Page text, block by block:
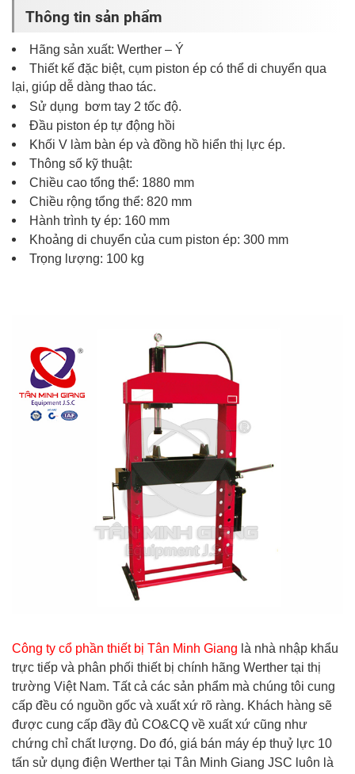
Thông tin sản phẩm
Hãng sản xuất: Werther – Ý
Thiết kế đặc biệt, cụm piston ép có thể di chuyển qua
lại, giúp dễ dàng thao tác.
Sử dụng bơm tay 2 tốc độ.
Đầu piston ép tự động hồi
Khối V làm bàn ép và đồng hồ hiển thị lực ép.
Thông số kỹ thuật:
Chiều cao tổng thể: 1880 mm
Chiều rộng tổng thể: 820 mm
Hành trình ty ép: 160 mm
Khoảng di chuyển của cum piston ép: 300 mm
Trọng lượng: 100 kg
Công ty cổ phần thiết bị Tân Minh Giang là nhà nhập khẩu
trực tiếp và phân phối thiết bị chính hãng Werther tại thị
trường Việt Nam. Tất cả các sản phẩm mà chúng tôi cung
cấp đều có nguồn gốc và xuất xứ rõ ràng. Khách hàng sẽ
được cung cấp đầy đủ CO&CQ về xuất xứ cũng như
chứng chỉ chất lượng. Do đó, giá bán máy ép thuỷ lực 10
tấn sử dụng điện Werther tại Tân Minh Giang JSC luôn là